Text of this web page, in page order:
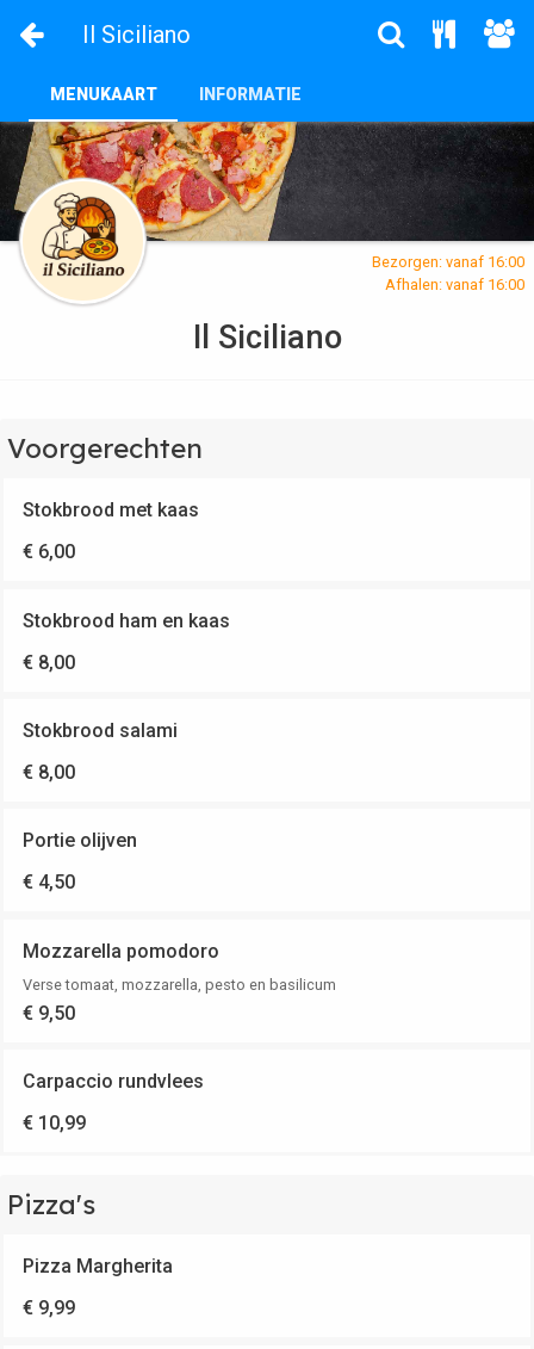
Il Siciliano
MENUKAART INFORMATIE
Il Siciliano
Bezorgen: vanaf 16:00
Afhalen: vanaf 16:00
Voorgerechten
Stokbrood met kaas
€ 6,00
Stokbrood ham en kaas
€ 8,00
Stokbrood salami
€ 8,00
Portie olijven
€ 4,50
Mozzarella pomodoro
Verse tomaat, mozzarella, pesto en basilicum
€ 9,50
Carpaccio rundvlees
€ 10,99
Pizza's
Pizza Margherita
€ 9,99